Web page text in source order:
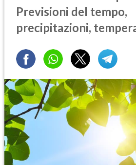
Previsioni del tempo,
precipitazioni,